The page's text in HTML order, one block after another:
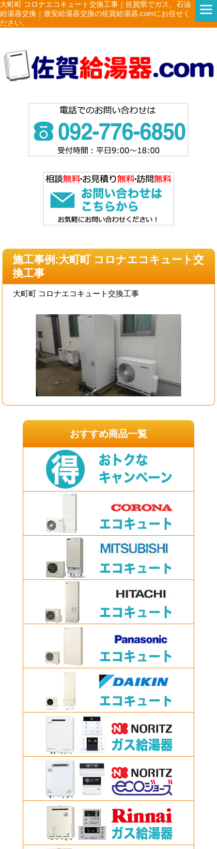
大町町 コロナエコキュート交換工事｜佐賀県でガス、石油
給湯器交換｜激安給湯器交換の佐賀給湯器.comにお任せく
ださい。
施工事例:大町町 コロナエコキュート交
換工事
大町町 コロナエコキュート交換工事
おすすめ商品一覧